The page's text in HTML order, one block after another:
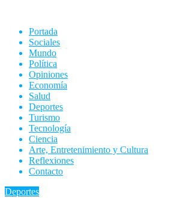
Portada
Sociales
Mundo
Política
Opiniones
Economía
Salud
Deportes
Turismo
Tecnología
Ciencia
Arte, Entretenimiento y Cultura
Reflexiones
Contacto
Deportes